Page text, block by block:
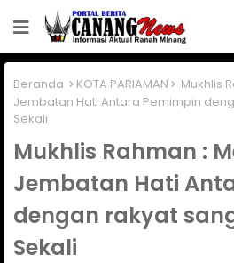
Beranda KOTA PARIAMAN
Mukhlis
Jembatan Hati Antara Pemimpin
Sekali
Mukhlis Rahman :
Jembatan Hati
dengan rakyat
Sekali